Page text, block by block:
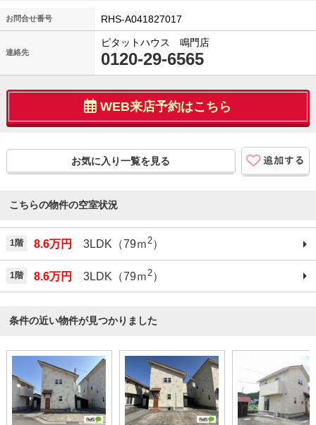
お問合せ番号 RHS-A041827017
連絡先
ピタットハウス 鳴門店
0120-29-6565
WEB来店予約はこちら
お気に入り一覧を見る
こちらの物件の空室状況
1階 8.6万円 3LDK（79ｍ2）
1階 8.6万円 3LDK（79ｍ 2）
条件の近い物件が見つかりました